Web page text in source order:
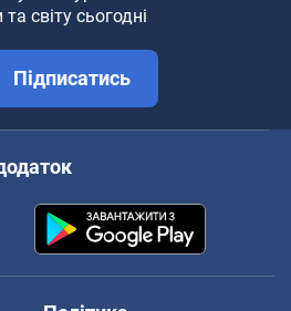
та світу сьогодні
Підписатись